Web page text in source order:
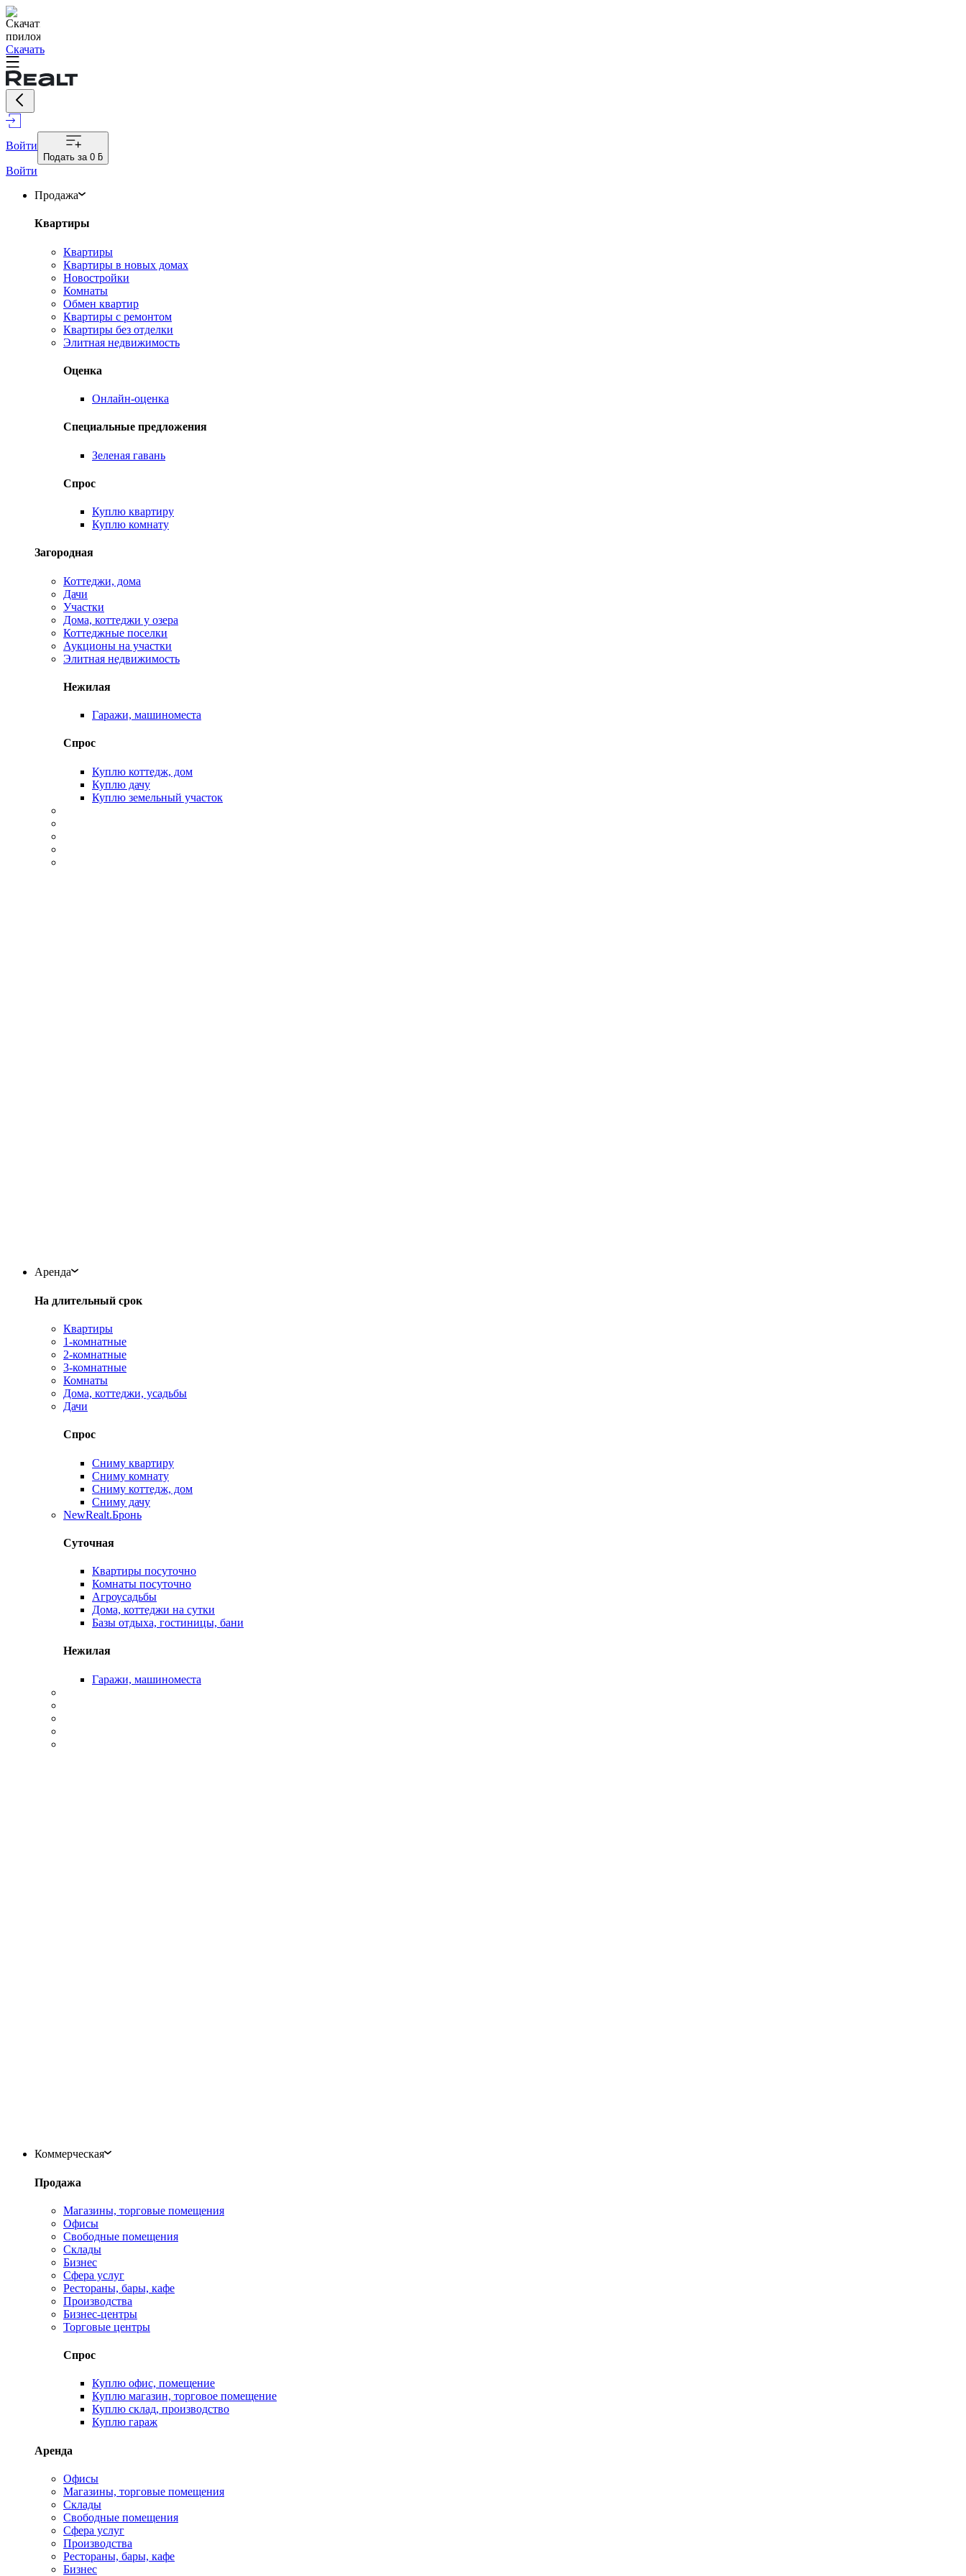
Скачать
Войти
Подать за 0 ƃ
Войти
Продажа
Квартиры
Квартиры
Квартиры в новых домах
Новостройки
Комнаты
Обмен квартир
Квартиры с ремонтом
Квартиры без отделки
Элитная недвижимость
Оценка
Онлайн-оценка
Специальные предложения
Зеленая гавань
Спрос
Куплю квартиру
Куплю комнату
Загородная
Коттеджи, дома
Дачи
Участки
Дома, коттеджи у озера
Коттеджные поселки
Аукционы на участки
Элитная недвижимость
Нежилая
Гаражи, машиноместа
Спрос
Куплю коттедж, дом
Куплю дачу
Куплю земельный участок
Аренда
На длительный срок
Квартиры
1-комнатные
2-комнатные
3-комнатные
Комнаты
Дома, коттеджи, усадьбы
Дачи
Спрос
Сниму квартиру
Сниму комнату
Сниму коттедж, дом
Сниму дачу
NewRealt.Бронь
Суточная
Квартиры посуточно
Комнаты посуточно
Агроусадьбы
Дома, коттеджи на сутки
Базы отдыха, гостиницы, бани
Нежилая
Гаражи, машиноместа
Коммерческая
Продажа
Магазины, торговые помещения
Офисы
Свободные помещения
Склады
Бизнес
Сфера услуг
Рестораны, бары, кафе
Производства
Бизнес-центры
Торговые центры
Спрос
Куплю офис, помещение
Куплю магазин, торговое помещение
Куплю склад, производство
Куплю гараж
Аренда
Офисы
Магазины, торговые помещения
Склады
Свободные помещения
Сфера услуг
Производства
Рестораны, бары, кафе
Бизнес